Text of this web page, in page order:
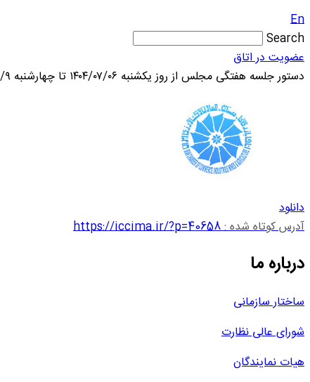
En
Search
عضویت در اتاق
دستور جلسه هفتگی مجلس از روز یکشنبه ۱۴۰۴/۰۷/۰۶ تا چهارشنبه ۱۴۰۴/۰۷/۹
دانلود
آدرس کوتاه شده :https://iccima.ir/?p=40658
درباره ما
ساختار سازمانی
شورای عالی نظارت
هیات نمایندگان